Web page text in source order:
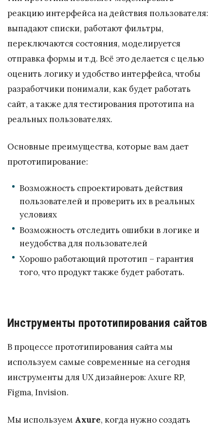
реакцию интерфейса на действия пользователя:
выпадают списки, работают фильтры,
переключаются состояния, моделируется
отправка формы и т.д. Всё это делается с целью
оценить логику и удобство интерфейса, чтобы
разработчики понимали, как будет работать
сайт, а также для тестирования прототипа на
реальных пользователях.
Основные преимущества, которые вам дает
прототипирование:
Возможность спроектировать действия
пользователей и проверить их в реальных
условиях
Возможность отследить ошибки в логике и
неудобства для пользователей
Хорошо работающий прототип – гарантия
того, что продукт также будет работать.
Инструменты прототипирования сайтов
В процессе прототипирования сайта мы
используем самые современные на сегодня
инструменты для UX дизайнеров: Axure RP,
Figma, Invision.
Мы используем Axure, когда нужно создать